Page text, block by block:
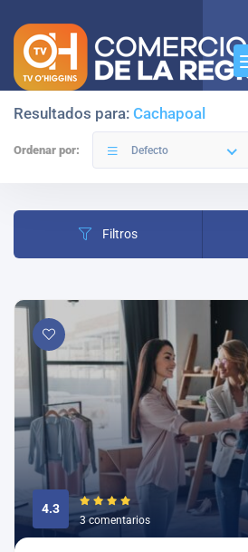
Resultados para: Cachapoal
Ordenar por: Defecto
Filtros
4.3
3 comentarios